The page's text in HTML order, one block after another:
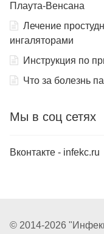
Плаута-Венсана
Лечение
ингаляторами
Инструкция по
Что за болезнь
Мы в соц сетях
Вконтакте - infekc.ru
© 2014-2026